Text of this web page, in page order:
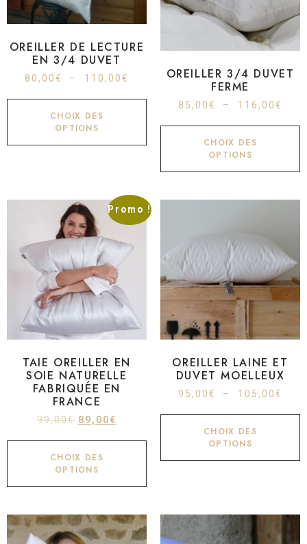
OREILLER DE LECTURE
EN 3/4 DUVET
80,00€ – 110,00€
CHOIX DES
OPTIONS
OREILLER 3/4 DUVET
FERME
85,00€ – 116,00€
CHOIX DES
OPTIONS
Promo !
TAIE OREILLER EN
SOIE NATURELLE
FABRIQUÉE EN
FRANCE
99,00€ 89,00€
CHOIX DES
OPTIONS
OREILLER LAINE ET
DUVET MOELLEUX
95,00€ – 105,00€
CHOIX DES
OPTIONS